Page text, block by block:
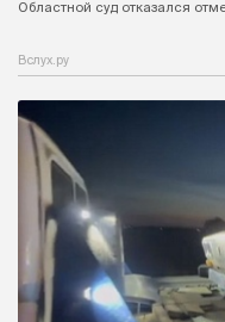
Областной суд отказался
Вслух.ру